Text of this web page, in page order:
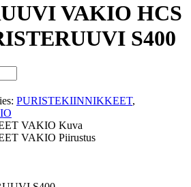
VAKIO HCS
S400
PURISTEKIINNIKKEET,